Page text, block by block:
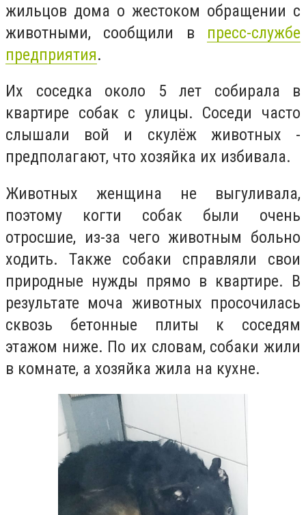
жильцов дома о жестоком обращении с
животными, сообщили в пресс-службе
предприятия.
Их соседка около 5 лет собирала в
квартире собак с улицы. Соседи часто
слышали вой и скулёж животных -
предполагают, что хозяйка их избивала.
Животных женщина не выгуливала,
поэтому когти собак были очень
отросшие, из-за чего животным больно
ходить. Также собаки справляли свои
природные нужды прямо в квартире. В
результате моча животных просочилась
сквозь бетонные плиты к соседям
этажом ниже. По их словам, собаки жили
в комнате, а хозяйка жила на кухне.